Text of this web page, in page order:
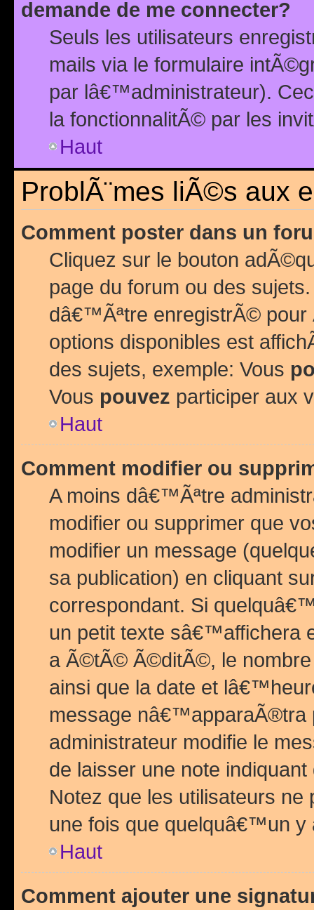
demande de me connecter?
Seuls les utilisateurs
mails via le formulaire
par lâ€™administrateur).
la fonctionnalitÃ© par les
Haut
ProblÃ¨mes liÃ©s aux
Comment poster dans un
Cliquez sur le bouton
page du forum ou des
dâ€™Ãªtre enregistrÃ©
options disponibles est
des sujets, exemple: Vous
Vous pouvez participer aux
Haut
Comment modifier ou
A moins dâ€™Ãªtre
modifier ou supprimer que
modifier un message
sa publication) en cliquant
correspondant. Si
un petit texte sâ€™affichera
a Ã©tÃ© Ã©ditÃ©, le
ainsi que la date et
message nâ€™apparaÃ®tra
administrateur modifie le
de laisser une note
Notez que les utilisateurs
une fois que quelquâ€™un y
Haut
Comment ajouter une